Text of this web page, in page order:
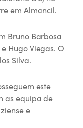
em Almancil.
Bruno Barbosa
Hugo Viegas. O
Silva.
este
as equipa de
e